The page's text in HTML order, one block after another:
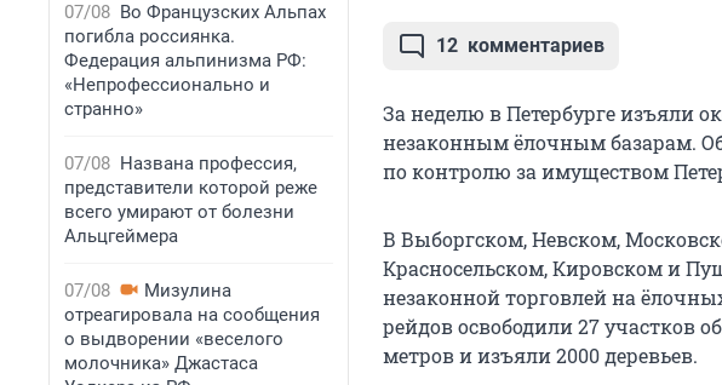
07/08 Во Французских Альпах
погибла россиянка.
Федерация альпинизма РФ:
«Непрофессионально и
странно»
07/08 Названа профессия,
представители которой реже
всего умирают от болезни
Альцгеймера
07/08
Мизулина
отреагировала на сообщения
о выдворении «веселого
молочника» Джастаса
12 комментариев
За неделю в Петербурге изъяли
незаконным ёлочным базарам. Об
по контролю за имуществом
В Выборгском, Невском,
Красносельском, Кировском и
незаконной торговлей на
рейдов освободили 27 участков
метров и изъяли 2000 деревьев.